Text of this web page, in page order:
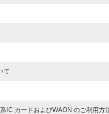
て
IC カードおよびWAON のご利用方